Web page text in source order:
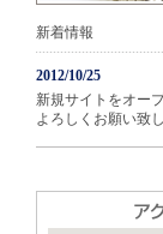
新着情報
2012/10/25
新規サイトをオー
よろしくお願い致し